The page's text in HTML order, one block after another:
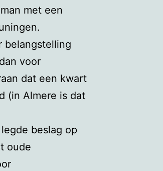
met een
belangstelling
voor
dat een kwart
(in Almere is dat
beslag op
oude